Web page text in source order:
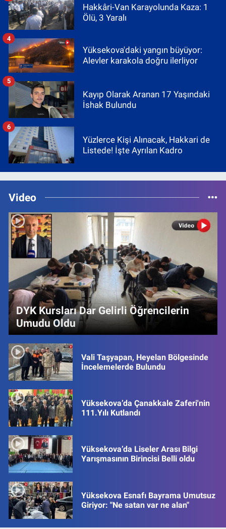
Hakkâri-Van Karayolunda Kaza: 1
Ölü, 3 Yaralı
Yüksekova'daki yangın büyüyor:
Alevler karakola doğru ilerliyor
4
Kayıp Olarak Aranan 17 Yaşındaki
İshak Bulundu
5
Yüzlerce Kişi Alınacak, Hakkari de
Listede! İşte Ayrılan Kadro
6
Video
DYK Kursları Dar Gelirli Öğrencilerin
Umudu Oldu
Vali Taşyapan, Heyelan Bölgesinde
İncelemelerde Bulundu
Yüksekova’da Çanakkale Zaferi'nin
111.Yılı Kutlandı
Yüksekova’da Liseler Arası Bilgi
Yarışmasının Birincisi Belli oldu
Yüksekova Esnafı Bayrama Umutsuz
Giriyor: "Ne satan var ne alan"